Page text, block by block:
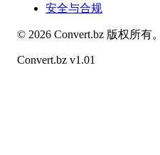
安全与合规
© 2026 Convert.bz 版权所有。
Convert.bz v1.01